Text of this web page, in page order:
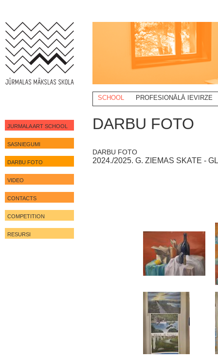
JURMALA ART SCHOOL
SASNIEGUMI
DARBU FOTO
VIDEO
CONTACTS
COMPETITION
RESURSI
SCHOOL PROFESIONĀLĀ IEVIRZE
DARBU FOTO
DARBU FOTO
2024./2025. G. ZIEMAS SKATE -